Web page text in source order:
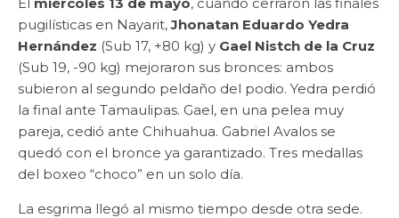
pugilísticas en Nayarit,Jhonatan Eduardo Yedra
Hernández (Sub 17, +80 kg) y Gael Nistch de la Cruz
(Sub 19, -90 kg) mejoraron sus bronces: ambos
subieron al segundo peldaño del podio. Yedra perdió
la final ante Tamaulipas. Gael, en una pelea muy
pareja, cedió ante Chihuahua. Gabriel Avalos se
quedó con el bronce ya garantizado. Tres medallas
del boxeo “choco” en un solo día.
La esgrima llegó al mismo tiempo desde otra sede.